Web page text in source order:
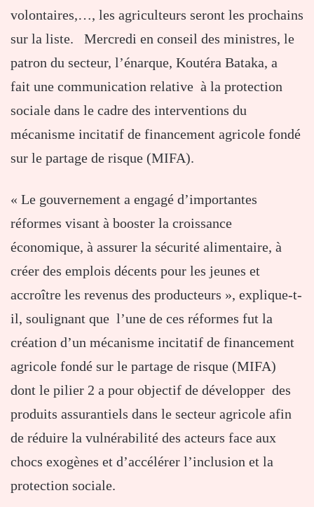
volontaires,…, les agriculteurs seront les prochains
sur la liste. Mercredi en conseil des ministres, le
patron du secteur, l’énarque, Koutéra Bataka, a
fait une communication relative à la protection
sociale dans le cadre des interventions du
mécanisme incitatif de financement agricole fondé
sur le partage de risque (MIFA).
« Le gouvernement a engagé d’importantes
réformes visant à booster la croissance
économique, à assurer la sécurité alimentaire, à
créer des emplois décents pour les jeunes et
accroître les revenus des producteurs », explique-t-
il, soulignant que l’une de ces réformes fut la
création d’un mécanisme incitatif de financement
agricole fondé sur le partage de risque (MIFA)
dont le pilier 2 a pour objectif de développer des
produits assurantiels dans le secteur agricole afin
de réduire la vulnérabilité des acteurs face aux
chocs exogènes et d’accélérer l’inclusion et la
protection sociale.